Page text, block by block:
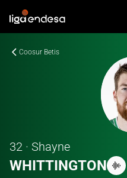
Coosur Betis
32 · Shayne
WHITTINGTON